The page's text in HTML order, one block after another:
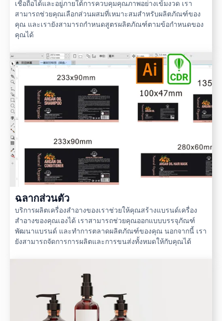
เชื่อถือได้และอยู่ภายใต้การควบคุมคุณภาพอย่างเข้มงวด เรา
สามารถช่วยคุณเลือกส่วนผสมที่เหมาะสมสำหรับผลิตภัณฑ์ของ
คุณ และเรายังสามารถกำหนดสูตรผลิตภัณฑ์ตามข้อกำหนดของ
คุณได้
ฉลากส่วนตัว
บริการผลิตเครื่องสำอางของเราช่วยให้คุณสร้างแบรนด์เครื่อง
สำอางของคุณเองได้ เราสามารถช่วยคุณออกแบบบรรจุภัณฑ์
พัฒนาแบรนด์ และทำการตลาดผลิตภัณฑ์ของคุณ นอกจากนี้ เรา
ยังสามารถจัดการการผลิตและการขนส่งทั้งหมดให้กับคุณได้